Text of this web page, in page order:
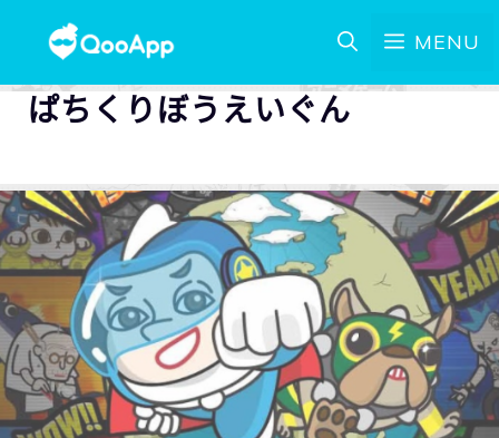
MENU
ぱちくりぼうえいぐん